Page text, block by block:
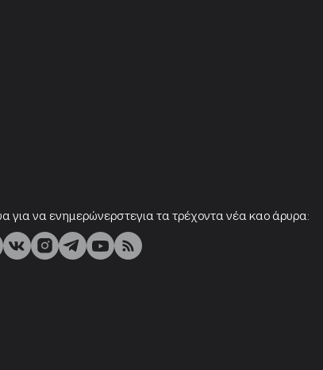
για να ενημερώνερστεγια τα τρέχοντα νέα καο άρυρα: